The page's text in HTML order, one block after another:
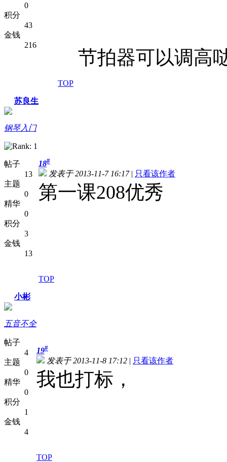
0
积分
43
金钱
216
节拍器可以调高
TOP
苏良生
钢琴入门
帖子
13
主题
0
精华
0
积分
3
金钱
13
18#
发表于 2013-11-7 16:17| 只看该作者
第一课208优秀
TOP
小彬
五音不全
帖子
4
主题
0
精华
0
积分
1
金钱
4
19#
发表于 2013-11-8 17:12 | 只看该作者
我也打标，
TOP